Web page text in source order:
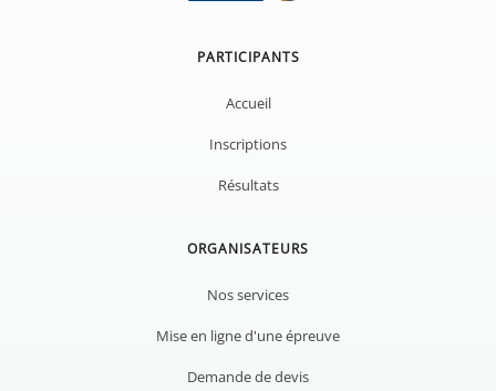
PARTICIPANTS
Accueil
Inscriptions
Résultats
ORGANISATEURS
Nos services
Mise en ligne d'une épreuve
Demande de devis